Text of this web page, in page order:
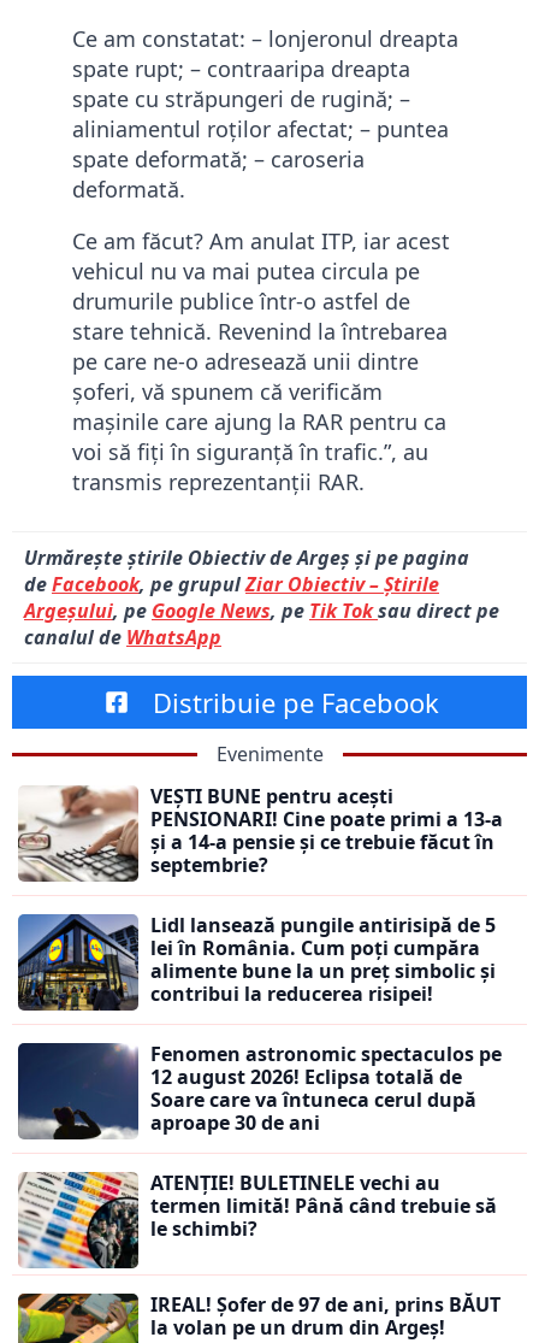
Ce am constatat: – lonjeronul dreapta
spate rupt; – contraaripa dreapta
spate cu străpungeri de rugină; –
aliniamentul roților afectat; – puntea
spate deformată; – caroseria
deformată.
Ce am făcut? Am anulat ITP, iar acest
vehicul nu va mai putea circula pe
drumurile publice într-o astfel de
stare tehnică. Revenind la întrebarea
pe care ne-o adresează unii dintre
șoferi, vă spunem că verificăm
mașinile care ajung la RAR pentru ca
voi să fiți în siguranță în trafic.”, au
transmis reprezentanții RAR.
Urmărește știrile Obiectiv de Argeș și pe pagina
deFacebook, pe grupulZiar Obiectiv – Știrile
Argeșului, pe Google News, pe Tik Toksau direct pe
canalul de WhatsApp
Distribuie pe Facebook
Evenimente
VEȘTI BUNE pentru acești
PENSIONARI! Cine poate primi a 13-a
și a 14-a pensie și ce trebuie făcut în
septembrie?
Lidl lansează pungile antirisipă de 5
lei în România. Cum poți cumpăra
alimente bune la un preț simbolic și
contribui la reducerea risipei!
Fenomen astronomic spectaculos pe
12 august 2026! Eclipsa totală de
Soare care va întuneca cerul după
aproape 30 de ani
ATENȚIE! BULETINELE vechi au
termen limită! Până când trebuie să
le schimbi?
IREAL! Șofer de 97 de ani, prins BĂUT
la volan pe un drum din Argeș!